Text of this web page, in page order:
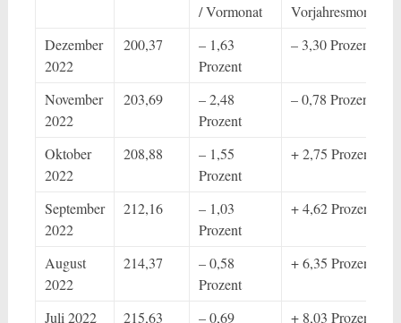
/ Vormonat
Vorjahresmonat
Dezember
2022
200,37
– 1,63
Prozent
– 3,30 Prozent
November
2022
203,69
– 2,48
Prozent
– 0,78 Prozent
Oktober
2022
208,88
– 1,55
Prozent
+ 2,75 Prozent
September
2022
212,16
– 1,03
Prozent
+ 4,62 Prozent
August
2022
214,37
– 0,58
Prozent
+ 6,35 Prozent
Juli 2022 215,63 – 0,69 + 8,03 Prozent